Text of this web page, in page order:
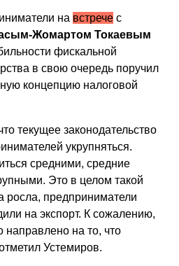
на встрече с
Жомартом Токаевым
фискальной
в свою очередь поручил
концепцию налоговой
текущее законодательство
укрупняться.
средними, средние
Это в целом такой
росла, предприниматели
на экспорт. К сожалению,
направлено на то, что
Устемиров.